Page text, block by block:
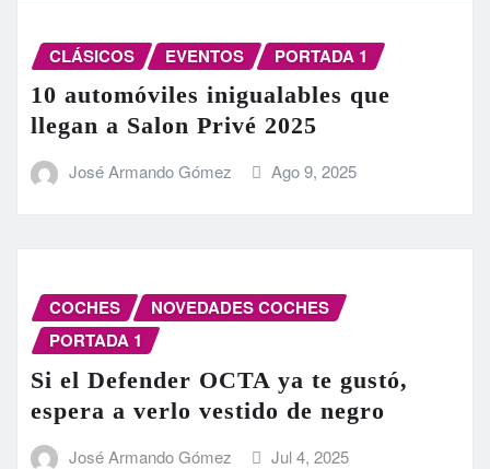
CLÁSICOS EVENTOS PORTADA 1
10 automóviles inigualables que
llegan a Salon Privé 2025
José Armando Gómez Ago 9, 2025
COCHES
NOVEDADES COCHES
PORTADA 1
Si el Defender OCTA ya te gustó,
espera a verlo vestido de negro
José Armando Gómez Jul 4, 2025